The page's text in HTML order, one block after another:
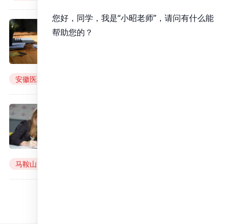
安徽医科大学附属阜阳医院2023
安徽医科大学附属阜阳医院23年研究生招生
马鞍山市人民医院2023年考研复试